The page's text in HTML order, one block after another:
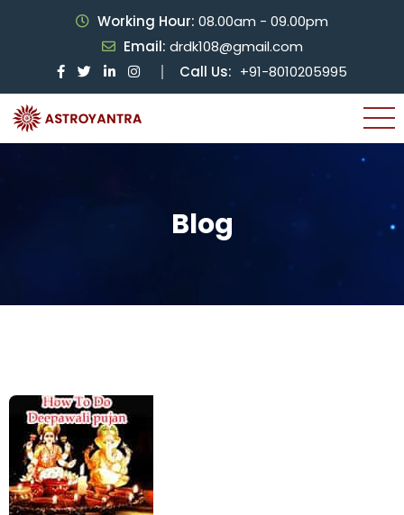
Working Hour: 08.00am - 09.00pm
Email: drdk108@gmail.com
Call Us: +91-8010205995
Blog